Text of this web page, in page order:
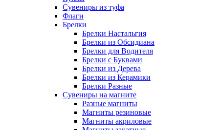
Сувениры из туфа
Флаги
Брелки
Брелки Настальгия
Брелки из Обсидиана
Брелки для Водителя
Брелки с Буквами
Брелки из Дерева
Брелки из Керамики
Брелки Разные
Сувениры на магните
Разные магниты
Магниты резиновые
Магниты акриловые